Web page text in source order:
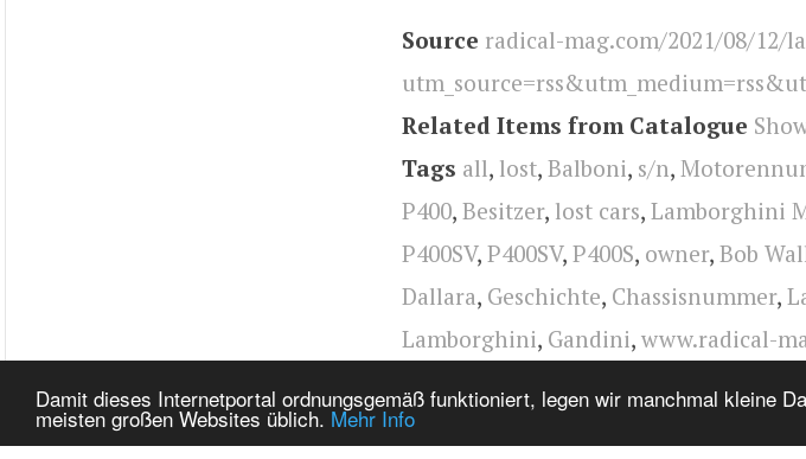
Damit dieses Internetportal ordnungsgemäß funktioniert, legen wir manchmal kleine
meisten großen Websites üblich. Mehr Info
Source radical-mag.com/2021/08/
Related Items from Catalogue
Tags all, lost, Balboni, s/n,
P400, Besitzer, lost cars, Lamborghini
P400SV, P400SV, P400S, owner, Bob
Dallara, Geschichte, Chassisnummer,
Lamborghini, Gandini, www.radical-